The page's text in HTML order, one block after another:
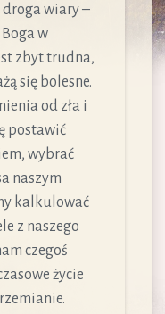
droga wiary –
w
zbyt trudna,
się bolesne.
od zła i
postawić
wybrać
naszym
kalkulować
z naszego
czegoś
życie